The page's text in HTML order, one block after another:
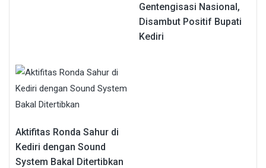
Gentengisasi Nasional,
Disambut Positif Bupati
Kediri
Aktifitas Ronda Sahur di
Kediri dengan Sound
System Bakal Ditertibkan